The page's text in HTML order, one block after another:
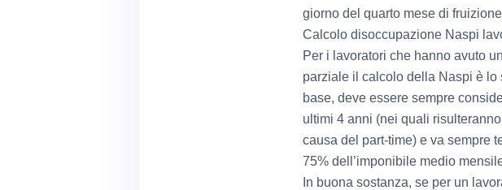
giorno del quarto mese di
Calcolo disoccupazione Naspi
Per i lavoratori che hanno avuto
parziale il calcolo della Naspi è lo
base, deve essere sempre
ultimi 4 anni (nei quali
causa del part-time) e va sempre
75% dell’imponibile medio
In buona sostanza, se per un